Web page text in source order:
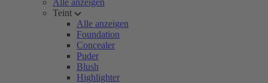
Alle anzeigen
Teint
Alle anzeigen
Foundation
Concealer
Puder
Blush
Highlighter